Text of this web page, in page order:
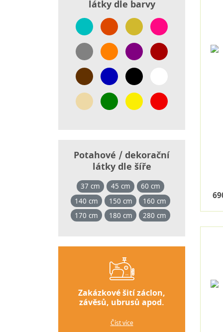
látky dle barvy
Potahové / dekorační
látky dle šíře
37 cm 45 cm
60 cm
140 cm
150 cm
160 cm
170 cm
180 cm 280 cm
Zakázkové šití záclon,
závěsů, ubrusů apod.
Číst více